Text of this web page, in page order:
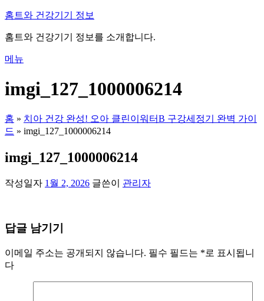
내
으
바
가
홈트와 건강기기 정보
홈트와 건강기기 정보를 소개합니다.
메뉴
imgi_127_1000006214
홈 » 치아 건강 완성! 오아 클린이워터B 구강세정기 완벽 가이
드 » imgi_127_1000006214
imgi_127_1000006214
작성일자 1월 2, 2026 글쓴이 관리자
답글 남기기
이메일 주소는 공개되지 않습니다. 필수 필드는 *로 표시됩니
다